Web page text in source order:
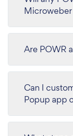
Are POWR
Can I
Popup app